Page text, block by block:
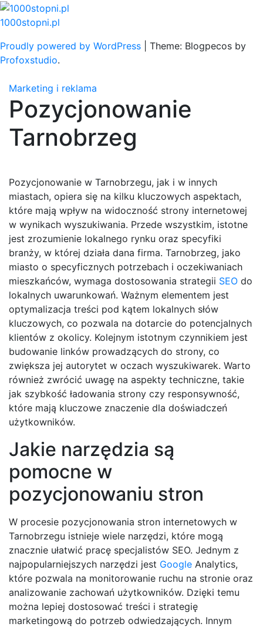
Skip
to
1000stopni.pl
Proudly powered by WordPress
Theme: Blogpecos by
Profoxstudio.
Marketing i reklama
Pozycjonowanie
Tarnobrzeg
Pozycjonowanie w Tarnobrzegu, jak i w innych
miastach, opiera się na kilku kluczowych aspektach,
które mają wpływ na widoczność strony internetowej
w wynikach wyszukiwania. Przede wszystkim, istotne
jest zrozumienie lokalnego rynku oraz specyfiki
branży, w której działa dana firma. Tarnobrzeg, jako
miasto o specyficznych potrzebach i oczekiwaniach
mieszkańców, wymaga dostosowania strategii SEO do
lokalnych uwarunkowań. Ważnym elementem jest
optymalizacja treści pod kątem lokalnych słów
kluczowych, co pozwala na dotarcie do potencjalnych
klientów z okolicy. Kolejnym istotnym czynnikiem jest
budowanie linków prowadzących do strony, co
zwiększa jej autorytet w oczach wyszukiwarek. Warto
również zwrócić uwagę na aspekty techniczne, takie
jak szybkość ładowania strony czy responsywność,
które mają kluczowe znaczenie dla doświadczeń
użytkowników.
Jakie narzędzia są
pomocne w
pozycjonowaniu stron
W procesie pozycjonowania stron internetowych w
Tarnobrzegu istnieje wiele narzędzi, które mogą
znacznie ułatwić pracę specjalistów SEO. Jednym z
najpopularniejszych narzędzi jest Google Analytics,
które pozwala na monitorowanie ruchu na stronie oraz
analizowanie zachowań użytkowników. Dzięki temu
można lepiej dostosować treści i strategię
marketingową do potrzeb odwiedzających. Innym